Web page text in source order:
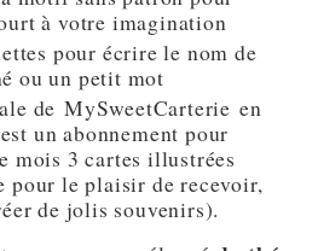
à votre imagination
pour écrire le nom de
ou un petit mot
de MySweetCarterie en
un abonnement pour
mois 3 cartes illustrées
pour le plaisir de recevoir,
de jolis souvenirs).